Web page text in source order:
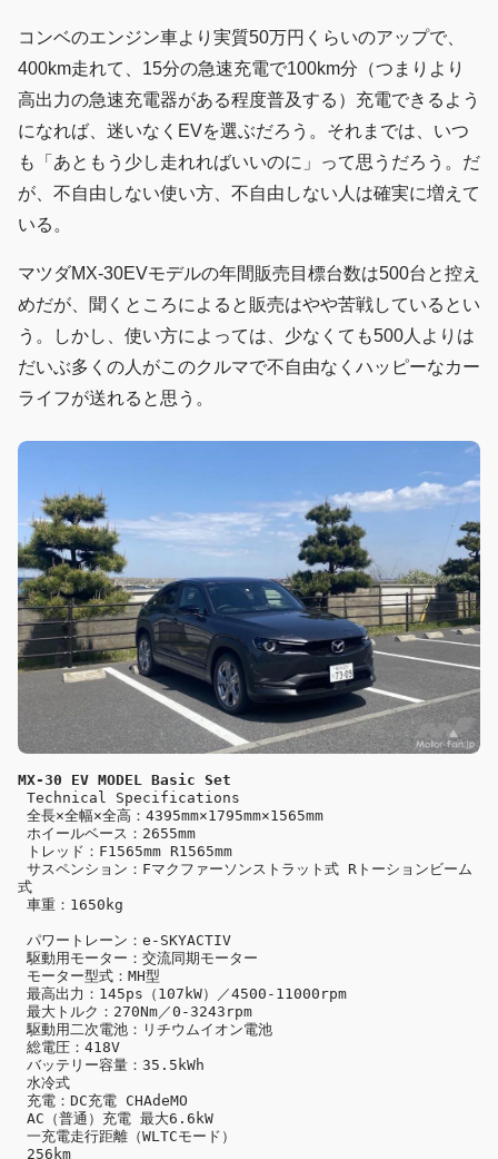
コンベのエンジン車より実質50万円くらいのアップで、
400km走れて、15分の急速充電で100km分（つまりより
高出力の急速充電器がある程度普及する）充電できるよう
になれば、迷いなくEVを選ぶだろう。それまでは、いつ
も「あともう少し走れればいいのに」って思うだろう。だ
が、不自由しない使い方、不自由しない人は確実に増えて
いる。
マツダMX-30EVモデルの年間販売目標台数は500台と控え
めだが、聞くところによると販売はやや苦戦しているとい
う。しかし、使い方によっては、少なくても500人よりは
だいぶ多くの人がこのクルマで不自由なくハッピーなカー
ライフが送れると思う。
MX-30 EV MODEL Basic Set
式
駆動用モーター：交流同期モーター
駆動用二次電池：リチウムイオン電池